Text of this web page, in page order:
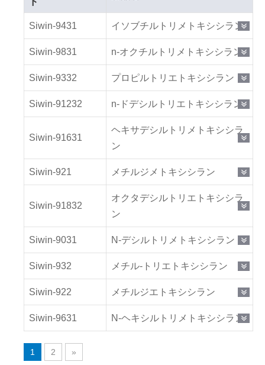
Siwin-9431 イソブチルトリメトキシシラン
Siwin-9831 n-オクチルトリメトキシシラン
Siwin-9332 プロピルトリエトキシシラン
Siwin-91232 n-ドデシルトリエトキシシラン
Siwin-91631
ヘキサデシルトリメトキシシラ
ン
Siwin-921 メチルジメトキシシラン
Siwin-91832
オクタデシルトリエトキシシラ
ン
Siwin-9031 N-デシルトリメトキシシラン
Siwin-932 メチル-トリエトキシシラン
Siwin-922 メチルジエトキシシラン
Siwin-9631 N-ヘキシルトリメトキシシラン
1 2 »